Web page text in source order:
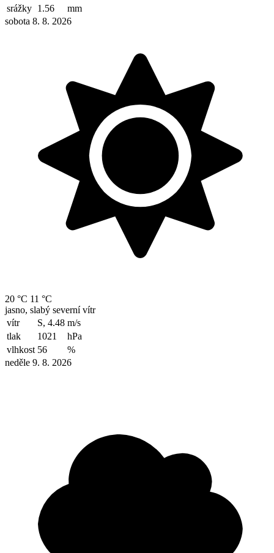
srážky 1.56
mm
sobota 8. 8. 2026
20 °C 11 °C
jasno, slabý severní vítr
vítr
S, 4.48 m/s
tlak
1021
hPa
vlhkost 56
%
neděle 9. 8. 2026